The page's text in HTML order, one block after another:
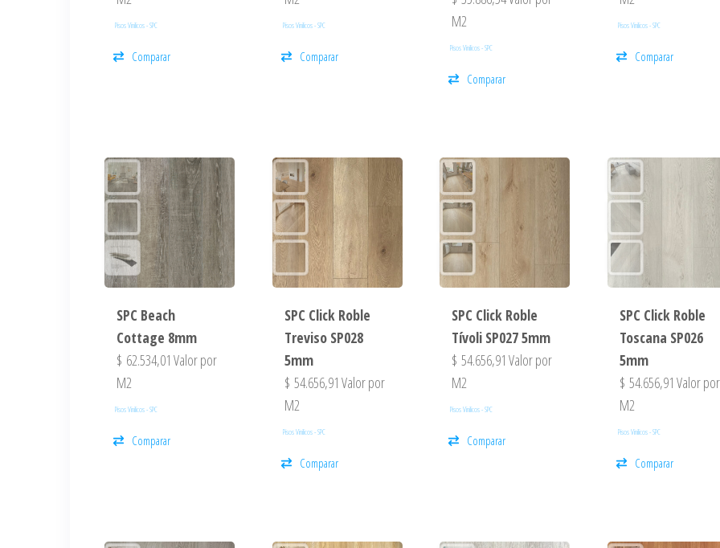
Pisos Vinilicos - SPC
Comparar
Pisos Vinilicos - SPC
Comparar
M2
Pisos Vinilicos - SPC
Comparar
Pisos Vinilicos - SPC
Comparar
SPC Beach
Cottage 8mm
$ 62.534,01 Valor por
M2
Pisos Vinilicos - SPC
Comparar
SPC Click Roble
Treviso SP028
5mm
$ 54.656,91 Valor por
M2
Pisos Vinilicos - SPC
Comparar
SPC Click Roble
Tívoli SP027 5mm
$ 54.656,91 Valor por
M2
Pisos Vinilicos - SPC
Comparar
SPC Click Roble
Toscana SP026
5mm
$ 54.656,91 Valor por
M2
Pisos Vinilicos - SPC
Comparar